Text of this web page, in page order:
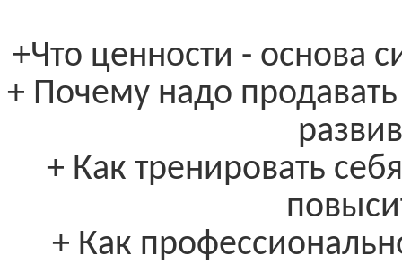
+Что ценности - основа
+ Почему надо
+ Как тренировать
+ Как